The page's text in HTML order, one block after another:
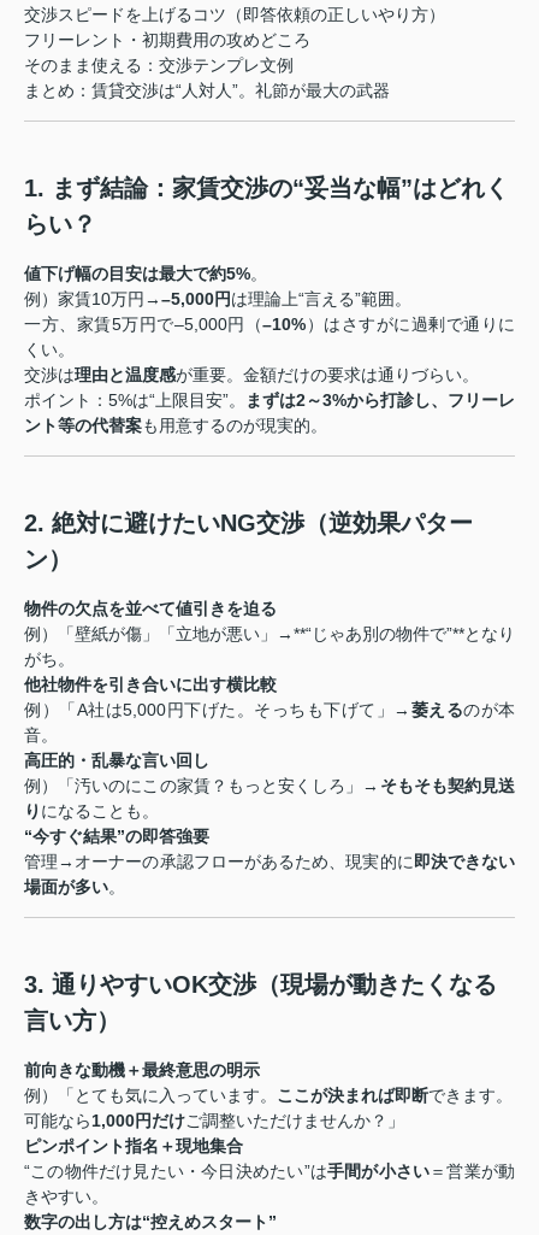
交渉スピードを上げるコツ（即答依頼の正しいやり方）
フリーレント・初期費用の攻めどころ
そのまま使える：交渉テンプレ文例
まとめ：賃貸交渉は“人対人”。礼節が最大の武器
1. まず結論：家賃交渉の“妥当な幅”はどれく
らい？
値下げ幅の目安は最大で約5%。
例）家賃10万円→–5,000円は理論上“言える”範囲。
一方、家賃5万円で–5,000円（–10%）はさすがに過剰で通りに
くい。
交渉は理由と温度感が重要。金額だけの要求は通りづらい。
ポイント：5%は“上限目安”。
まずは2～3%から打診し、フリーレ
ント等の代替案も用意するのが現実的。
2. 絶対に避けたいNG交渉（逆効果パター
ン）
物件の欠点を並べて値引きを迫る
例）「壁紙が傷」「立地が悪い」→**“じゃあ別の物件で”**となり
がち。
他社物件を引き合いに出す横比較
例）「A社は5,000円下げた。そっちも下げて」→ 萎えるのが本
音。
高圧的・乱暴な言い回し
例）「汚いのにこの家賃？もっと安くしろ」→ そもそも契約見送
り になることも。
“今すぐ結果”の即答強要
管理→オーナーの承認フローがあるため、現実的に 即決できない
場面が多い。
3. 通りやすいOK交渉（現場が動きたくなる
言い方）
前向きな動機＋最終意思の明示
例）「とても気に入っています。 ここが決まれば即断できます。
可能なら1,000円だけご調整いただけませんか？」
ピンポイント指名＋現地集合
“この物件だけ見たい・今日決めたい”は手間が小さい＝営業が動
きやすい。
数字の出し方は“控えめスタート”